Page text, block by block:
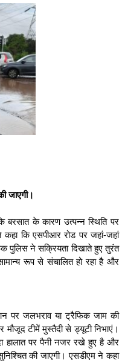
जाएगी।
बरसात के कारण उत्पन्न स्थिति पर
कहा कि एसपीआर रोड पर जहां-जहां
पुलिस ने सक्रियता दिखाते हुए तुरंत
रूप से संचालित हो रहा है और
पर जलभराव या ट्रैफिक जाम की
मौजूद टीमें मुस्तैदी से ड्यूटी निभाएं।
हालात पर पैनी नजर रखे हुए है और
सुनिश्चित की जाएगी। एसडीएम ने कहा